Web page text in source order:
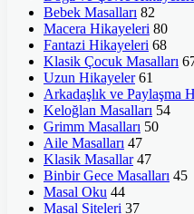
Bebek Masalları 82
Macera Hikayeleri 80
Fantazi Hikayeleri 68
Klasik Çocuk Masalları
Uzun Hikayeler 61
Arkadaşlık ve Paylaşma
Keloğlan Masalları 54
Grimm Masalları 50
Aile Masalları 47
Klasik Masallar 47
Binbir Gece Masalları 45
Masal Oku 44
Masal Siteleri 37